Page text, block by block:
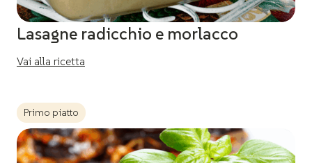
Lasagne radicchio e morlacco
Vai alla ricetta
Primo piatto